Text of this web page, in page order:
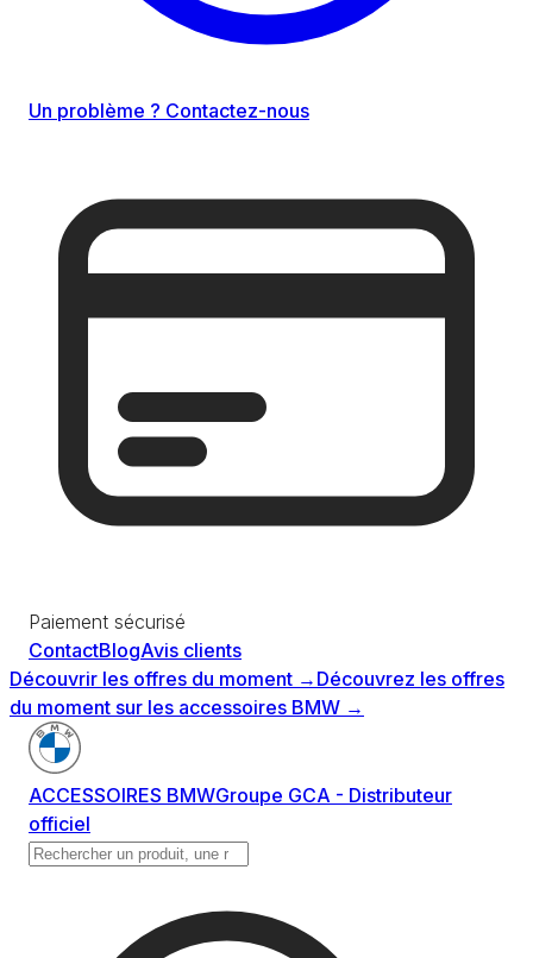
Un problème ? Contactez-nous
Paiement sécurisé
ContactBlogAvis clients
Découvrir les offres du moment → Découvrez les offres
du moment sur les accessoires BMW →
ACCESSOIRES BMWGroupe GCA - Distributeur
officiel